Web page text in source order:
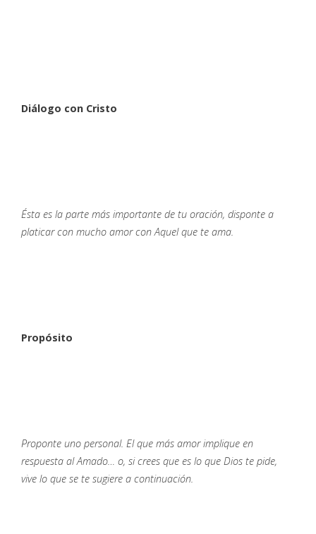
Diálogo con Cristo
Ésta es la parte más importante de tu oración, disponte a
platicar con mucho amor con Aquel que te ama.
Propósito
Proponte uno personal. El que más amor implique en
respuesta al Amado… o, si crees que es lo que Dios te pide,
vive lo que se te sugiere a continuación.